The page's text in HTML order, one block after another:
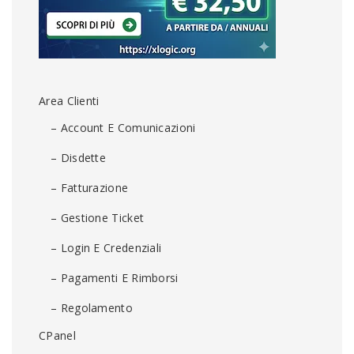
Area Clienti
– Account E Comunicazioni
– Disdette
– Fatturazione
– Gestione Ticket
– Login E Credenziali
– Pagamenti E Rimborsi
– Regolamento
CPanel